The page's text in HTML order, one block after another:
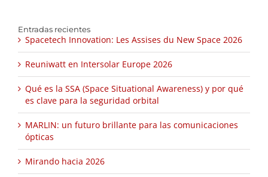
Entradas recientes
Spacetech Innovation: Les Assises du New Space 2026
Reuniwatt en Intersolar Europe 2026
Qué es la SSA (Space Situational Awareness) y por qué
es clave para la seguridad orbital
MARLIN: un futuro brillante para las comunicaciones
ópticas
Mirando hacia 2026